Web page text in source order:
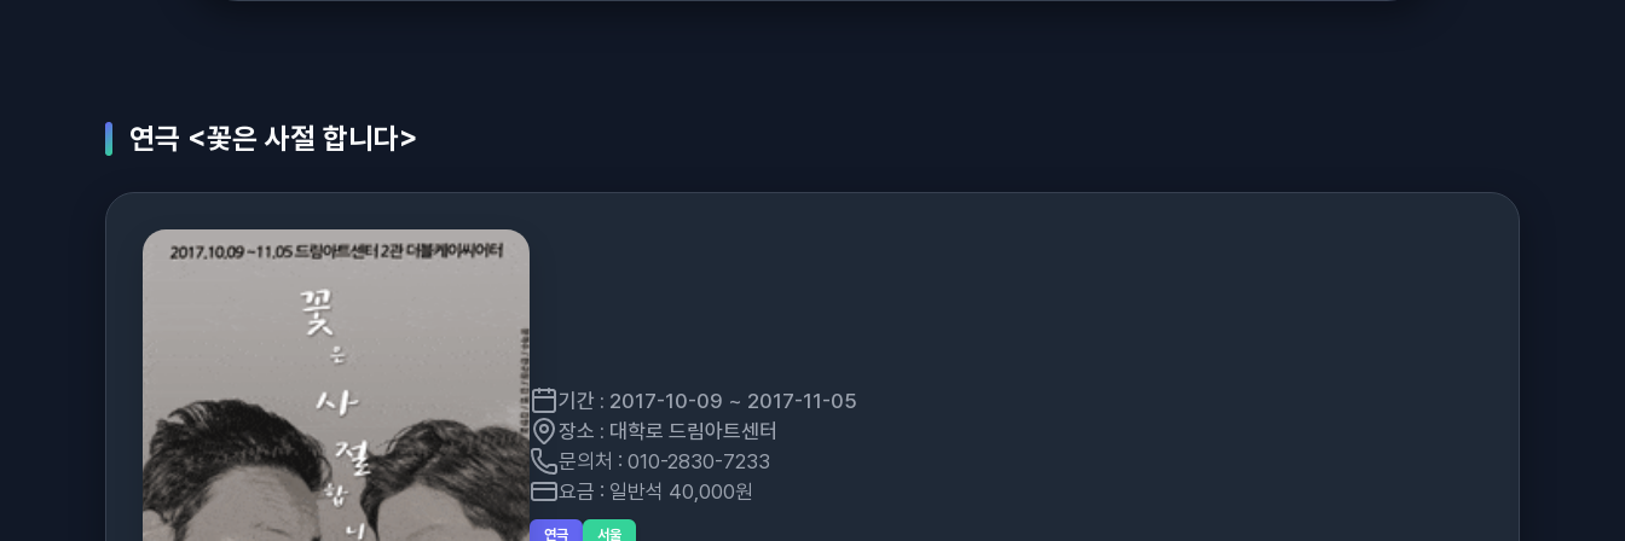
연극 <꽃은 사절 합니다>
기간 : 2017-10-09 ~ 2017-11-05
장소 : 대학로 드림아트센터
문의처 : 010-2830-7233
요금 : 일반석 40,000원
연극 서울